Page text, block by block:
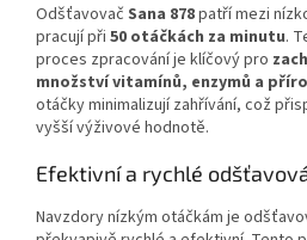
Odšťavovač Sana 878patří mezi
pracují při 50 otáčkách za minutu.
proces zpracování je klíčový pro
množství vitamínů, enzymů a
otáčky minimalizují zahřívání, což
vyšší výživové hodnotě.
Efektivní a rychlé
Navzdory nízkým otáčkám je